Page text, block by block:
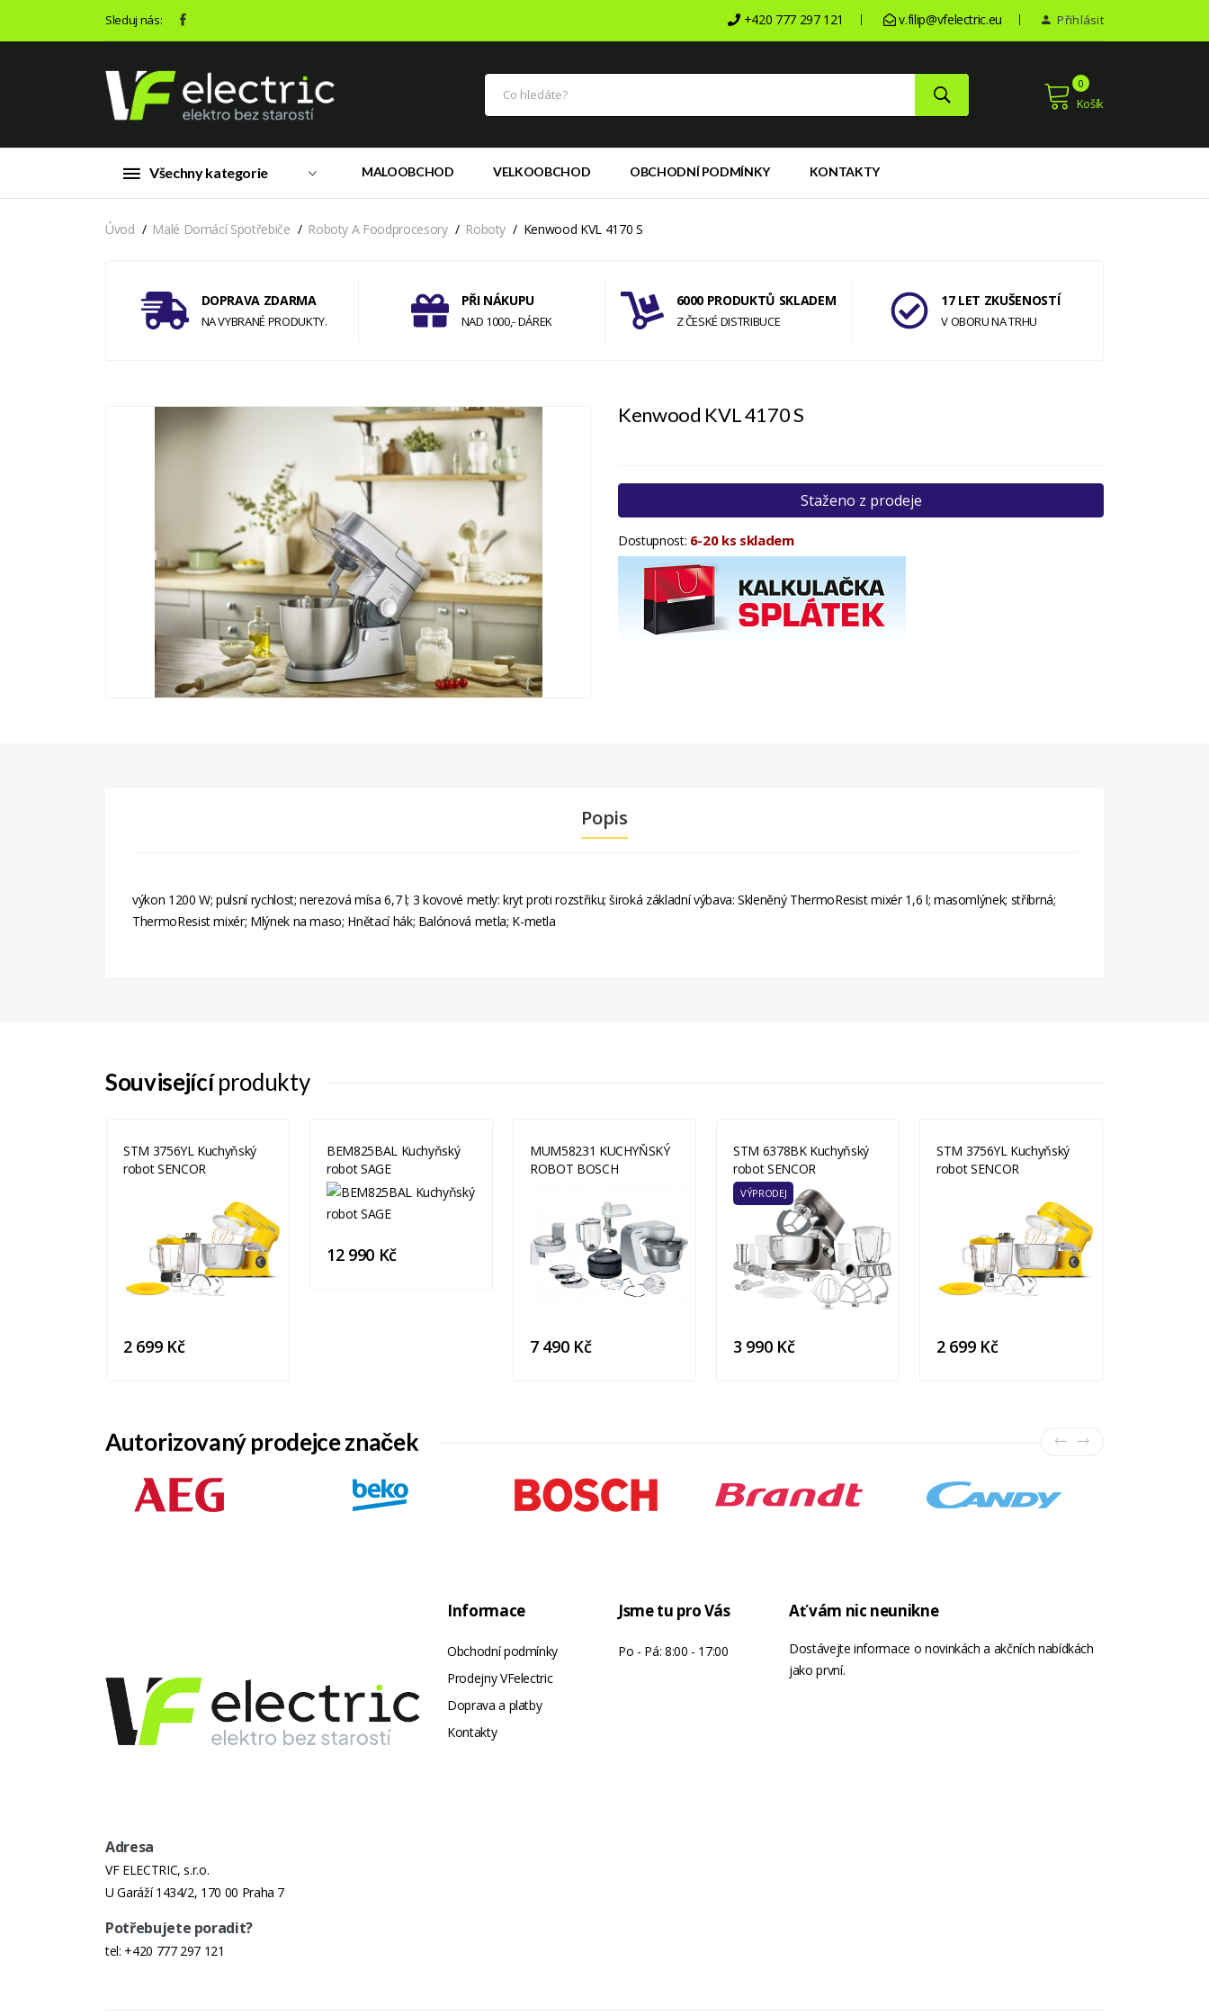
Sleduj nás: +420 777 297 121 v.filip@vfelectric.eu Přihlásit
Košík
0
Všechny kategorie MALOOBCHOD VELKOOBCHOD OBCHODNÍ PODMÍNKY KONTAKTY
Úvod Malé Domácí Spotřebiče Roboty A Foodprocesory Roboty Kenwood KVL 4170 S
DOPRAVA ZDARMA
NA VYBRANÉ PRODUKTY.
PŘI NÁKUPU
NAD 1000,- DÁREK
6000 PRODUKTŮ SKLADEM
Z ČESKÉ DISTRIBUCE
17 LET ZKUŠENOSTÍ
V OBORU NA TRHU
Kenwood KVL 4170 S
Staženo z prodeje
Dostupnost: 6-20 ks skladem
Popis
výkon 1200 W; pulsní rychlost; nerezová mísa 6,7 l; 3 kovové metly: kryt proti rozstřiku; široká základní výbava: Skleněný ThermoResist mixér 1,6 l; masomlýnek; stříbrná;
ThermoResist mixér; Mlýnek na maso; Hnětací hák; Balónová metla; K-metla
Související produkty
STM 3756YL Kuchyňský
robot SENCOR
2 699 Kč
BEM825BAL Kuchyňský
robot SAGE
12 990 Kč
MUM58231 KUCHYŇSKÝ
ROBOT BOSCH
7 490 Kč
STM 6378BK Kuchyňský
robot SENCOR
VÝPRODEJ
3 990 Kč
STM 3756YL Kuchyňský
robot SENCOR
2 699 Kč
Autorizovaný prodejce značek
Adresa
VF ELECTRIC, s.r.o.
U Garáží 1434/2, 170 00 Praha 7
Potřebujete poradit?
tel: +420 777 297 121
Informace
Obchodní podmínky
Prodejny VFelectric
Doprava a platby
Kontakty
Jsme tu pro Vás
Po - Pá: 8:00 - 17:00
Ať vám nic neunikne
Dostávejte informace o novinkách a akčních nabídkách
jako první.